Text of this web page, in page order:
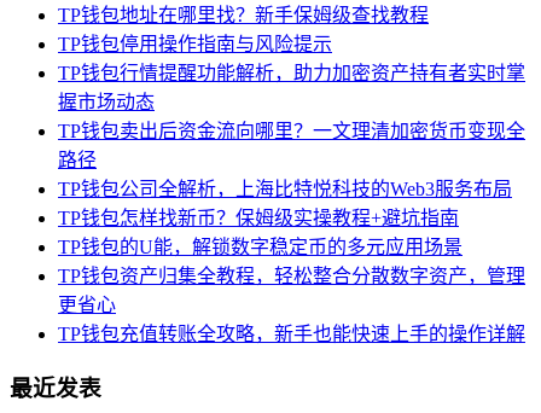
TP钱包地址在哪里找？新手保姆级查找教程
TP钱包停用操作指南与风险提示
TP钱包行情提醒功能解析，助力加密资产持有者实时掌
握市场动态
TP钱包卖出后资金流向哪里？一文理清加密货币变现全
路径
TP钱包公司全解析，上海比特悦科技的Web3服务布局
TP钱包怎样找新币？保姆级实操教程+避坑指南
TP钱包的U能，解锁数字稳定币的多元应用场景
TP钱包资产归集全教程，轻松整合分散数字资产，管理
更省心
TP钱包充值转账全攻略，新手也能快速上手的操作详解
最近发表